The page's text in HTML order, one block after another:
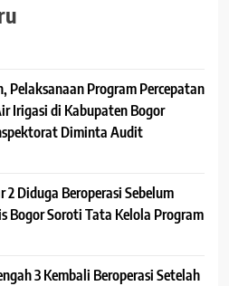
Pelaksanaan Program Percepatan
Irigasi di Kabupaten Bogor
Diminta Audit
2 Diduga Beroperasi Sebelum
Bogor Soroti Tata Kelola Program
3 Kembali Beroperasi Setelah